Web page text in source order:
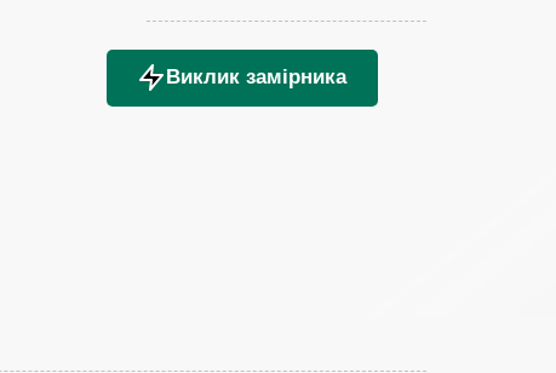
Виклик замірника